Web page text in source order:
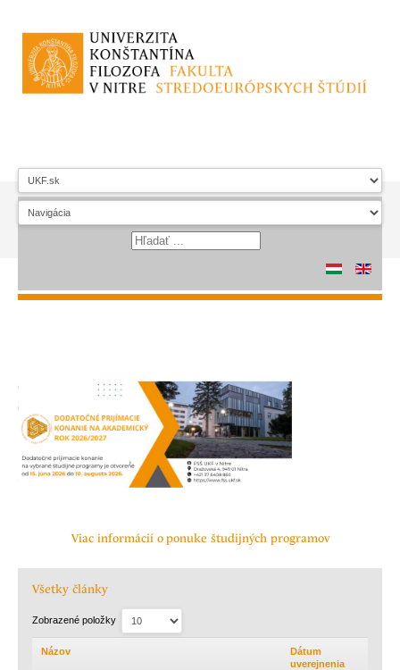
Viac informácií o ponuke študijných programov
Všetky články
Zobrazené položky
Názov
Dátum
uverejnenia